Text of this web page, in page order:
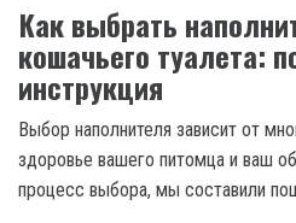
Как выбрать
кошачьего туалета:
инструкция
Выбор наполнителя зависит от
здоровье вашего питомца и ваш
процесс выбора, мы составили